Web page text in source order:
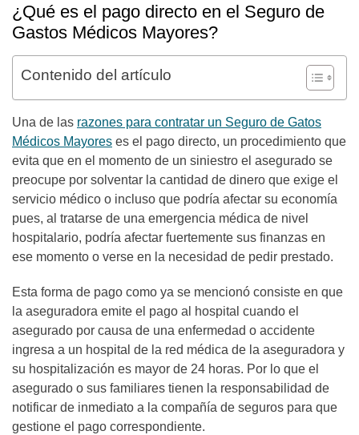
¿Qué es el pago directo en el Seguro de
Gastos Médicos Mayores?
Contenido del artículo
Una de las razones para contratar un Seguro de Gatos
Médicos Mayores es el pago directo, un procedimiento que
evita que en el momento de un siniestro el asegurado se
preocupe por solventar la cantidad de dinero que exige el
servicio médico o incluso que podría afectar su economía
pues, al tratarse de una emergencia médica de nivel
hospitalario, podría afectar fuertemente sus finanzas en
ese momento o verse en la necesidad de pedir prestado.
Esta forma de pago como ya se mencionó consiste en que
la aseguradora emite el pago al hospital cuando el
asegurado por causa de una enfermedad o accidente
ingresa a un hospital de la red médica de la aseguradora y
su hospitalización es mayor de 24 horas. Por lo que el
asegurado o sus familiares tienen la responsabilidad de
notificar de inmediato a la compañía de seguros para que
gestione el pago correspondiente.